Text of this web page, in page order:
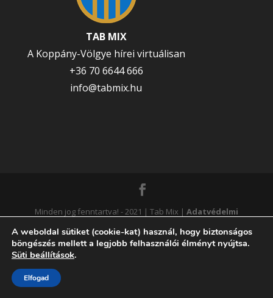
TAB MIX
A Koppány-Völgye hírei virtuálisan
+36 70 6644 666
info@tabmix.hu
Minden jog fenntartva! - 2021 | Tab Mix | Adatvédelmi
tájékoztató|Süti tájékoztató|Süti beállítások
módosítása| Webdesigner:DAVEWEB
A weboldal sütiket (cookie-kat) használ, hogy biztonságos
böngészés mellett a legjobb felhasználói élményt nyújtsa.
Süti beállítások.
Elfogad